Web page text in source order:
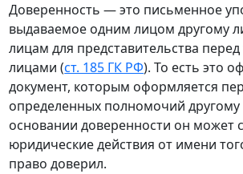
Доверенность — это письменное
выдаваемое одним лицом другому
лицам для представительства
лицами (ст. 185 ГК РФ). То есть это
документ, которым оформляется
определенных полномочий другому
основании доверенности он может
юридические действия от имени
право доверил.